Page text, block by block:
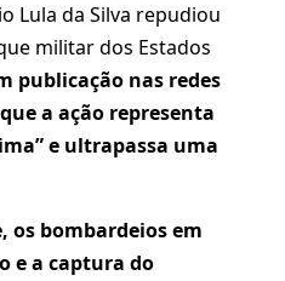
Lula da Silva repudiou
militar dos Estados
publicação nas redes
a ação representa
e ultrapassa uma
os bombardeios em
e a captura do